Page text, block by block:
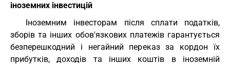
іноземних інвестицій
Іноземним інвесторам після сплати податків,
зборів та інших обов'язкових платежів гарантується
безперешкодний і негайний переказ за кордон їх
прибутків, доходів та інших коштів в іноземній